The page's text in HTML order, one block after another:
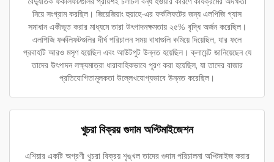
নিয়ে সংগ্রাম করছিল। জিয়েজিয়াং হুয়াহে-এর ফর্কলিফটের জন্য এলপিজি গ্যাস
সমাধান একীভূত করার মাধ্যমে তারা উৎপাদনক্ষমতায় ২৫% বৃদ্ধি অর্জন করেছিল।
এলপিজি ফর্কলিফটগুলির দীর্ঘ পরিচালন সময় বাধাগুলি কমিয়ে দিয়েছিল, যার ফলে
প্রবাহটি আরও মসৃণ হয়েছিল এবং আউটপুট উন্নত হয়েছিল। ক্লায়েন্ট জানিয়েছেন যে
তাদের উৎপাদন লক্ষ্যমাত্রা ধারাবাহিকভাবে পূরণ করা হয়েছিল, যা তাদের বাজার
প্রতিযোগিতামূলকতা উল্লেখযোগ্যভাবে উন্নত করেছিল।
খুচরা বিক্রয় গুদাম অপ্টিমাইজেশন
এশিয়ার একটি অগ্রণী খুচরা বিক্রয় শৃঙ্খল তাদের গুদাম পরিচালনা অপ্টিমাইজ করার